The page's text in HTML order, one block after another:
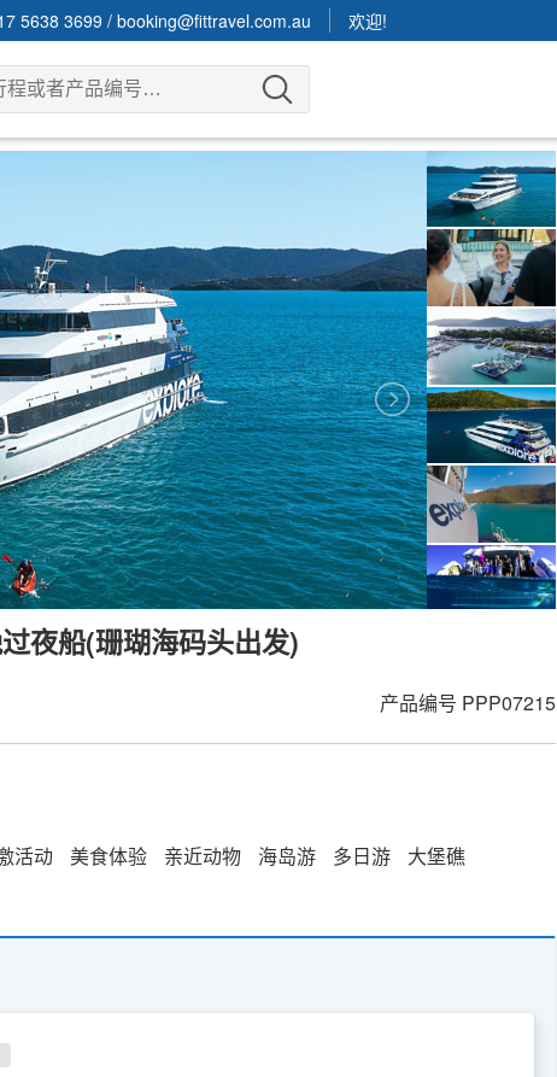
5638 3699 /booking@fittravel.com.au 欢迎!
夜船(珊瑚海码头出发)
产品编号 PPP07215
活动 美食体验 亲近动物 海岛游 多日游
大堡礁